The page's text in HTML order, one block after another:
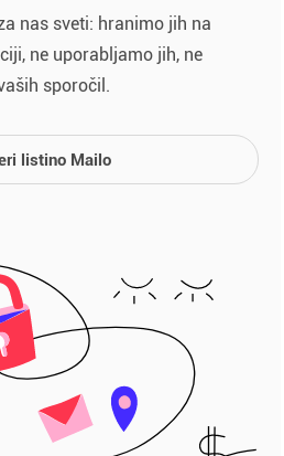
nas sveti: hranimo jih na
ne uporabljamo jih, ne
sporočil.
listino Mailo